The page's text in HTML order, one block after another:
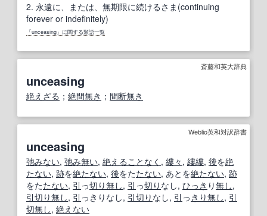
2. 永遠に、または、無期限に続けるさま(continuing
forever or indefinitely)
「unceasing」に関する類語一覧
斎藤和英大辞典
unceasing
絶えざる ； 絶間無き ； 間断無き
Weblio英和対訳辞書
unceasing
弛みない, 弛み無い, 絶えることなく , 縷々 , 縷縷, 後を絶
たない, 跡を絶たない, 後をたたない, あとを絶たない, 跡
をたたない, 引 っ切り無し, 引 っ切り なし, ひっき り無し,
引切り無し, 引 っきりなし, 引切り なし, 引 っ きり無し, 引
切無し, 絶えない